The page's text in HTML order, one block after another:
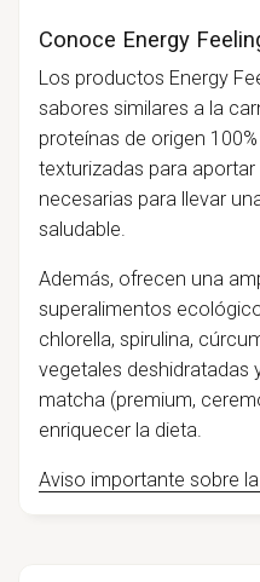
Conoce Energy
Los productos Energy
sabores similares a la
proteínas de origen
texturizadas para
necesarias para llevar
saludable.
Además, ofrecen una
superalimentos
chlorella, spirulina,
vegetales deshidratadas
matcha (premium,
enriquecer la dieta.
Aviso importante sobre